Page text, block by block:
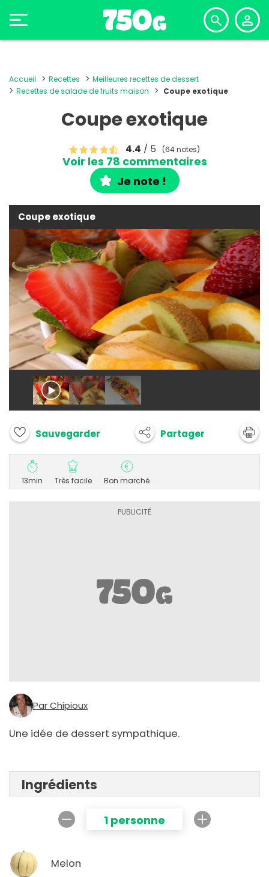
Accueil Recettes
Meilleures recettes de dessert
Recettes de salade de fruits maison
Coupe exotique
Coupe exotique
4.4 / 5 (64 notes)
Voir les 78 commentaires
Je note !
Coupe exotique
Sauvegarder Partager
13min Très facile Bon marché
Par Chipioux
Une idée de dessert sympathique.
Ingrédients
1 personne
Melon